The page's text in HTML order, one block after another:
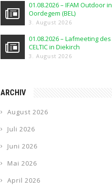
01.08.2026 – IFAM Outdoor in
Oordegem (BEL)
3. August 2026
01.08.2026 – Lafmeeting des
CELTIC in Diekirch
3. August 2026
ARCHIV
August 2026
Juli 2026
Juni 2026
Mai 2026
April 2026